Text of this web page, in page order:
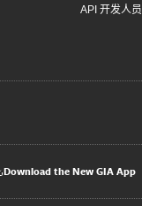
API 开发人员
Download the New GIA App